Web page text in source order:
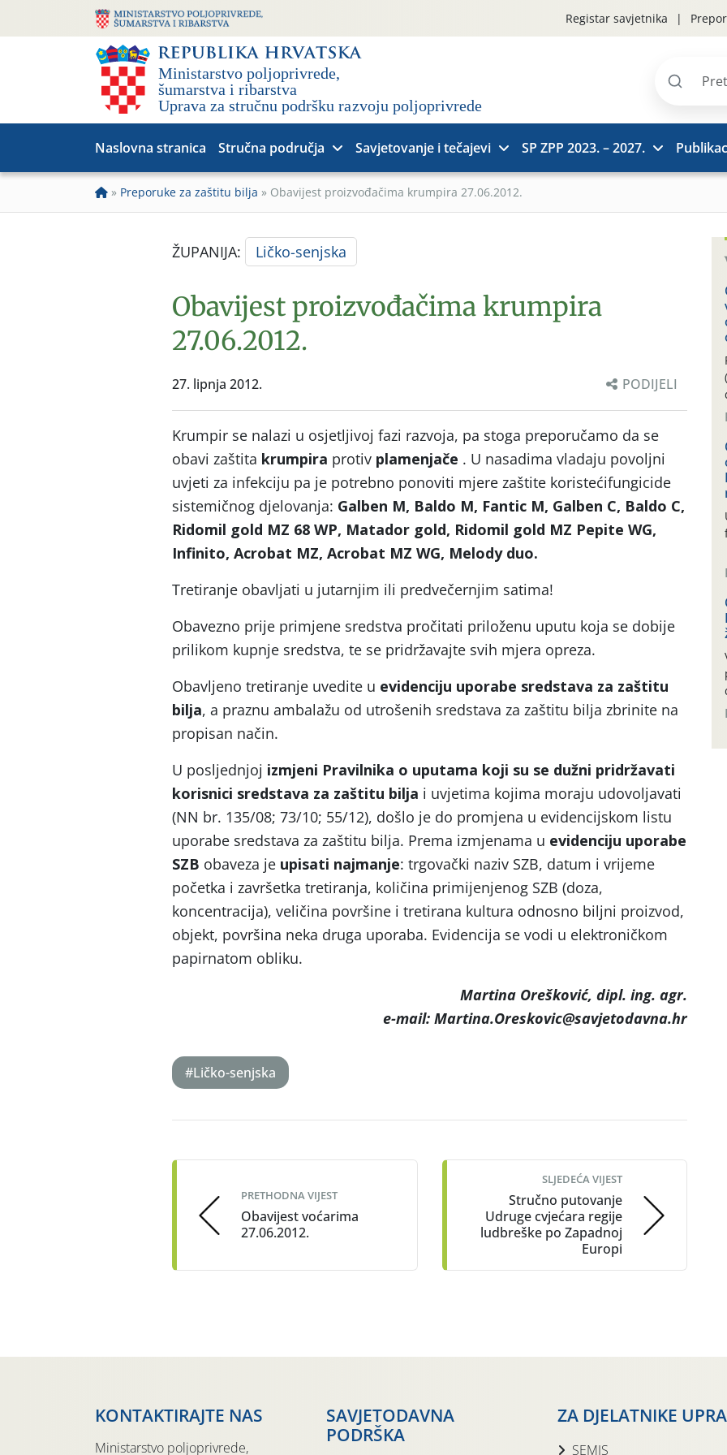
Registar savjetnika
Pretraži
Naslovna stranica Stručna područja Savjetovanje i tečajevi SP ZPP 2023. – 2027.
» Preporuke za zaštitu bilja » Obavijest proizvođačima krumpira 27.06.2012.
ŽUPANIJA: Ličko-senjska
Obavijest proizvođačima krumpira
27.06.2012.
27. lipnja 2012. PODIJELI
Krumpir se nalazi u osjetljivoj fazi razvoja, pa stoga preporučamo da se
obavi zaštita krumpira protiv plamenjače . U nasadima vladaju povoljni
uvjeti za infekciju pa je potrebno ponoviti mjere zaštite koristećifungicide
sistemičnog djelovanja: Galben M, Baldo M, Fantic M, Galben C, Baldo C,
Ridomil gold MZ 68 WP, Matador gold, Ridomil gold MZ Pepite WG,
Infinito, Acrobat MZ, Acrobat MZ WG, Melody duo.
Tretiranje obavljati u jutarnjim ili predvečernjim satima!
Obavezno prije primjene sredstva pročitati priloženu uputu koja se dobije
prilikom kupnje sredstva, te se pridržavajte svih mjera opreza.
Obavljeno tretiranje uvedite u evidenciju uporabe sredstava za zaštitu
bilja, a praznu ambalažu od utrošenih sredstava za zaštitu bilja zbrinite na
propisan način.
U posljednjoj izmjeni Pravilnika o uputama koji su se dužni pridržavati
korisnici sredstava za zaštitu bilja i uvjetima kojima moraju udovoljavati
(NN br. 135/08; 73/10; 55/12), došlo je do promjena u evidencijskom listu
uporabe sredstava za zaštitu bilja. Prema izmjenama u evidenciju uporabe
SZB obaveza je upisati najmanje: trgovački naziv SZB, datum i vrijeme
početka i završetka tretiranja, količina primijenjenog SZB (doza,
koncentracija), veličina površine i tretirana kultura odnosno biljni proizvod,
objekt, površina neka druga uporaba. Evidencija se vodi u elektroničkom
papirnatom obliku.
Martina Orešković, dipl. ing. agr.
e-mail: Martina.Oreskovic@savjetodavna.hr
#Ličko-senjska
navigation
PRETHODNA VIJEST
Obavijest voćarima
27.06.2012.
SLJEDEĆA VIJEST
Stručno putovanje
Udruge cvjećara regije
ludbreške po Zapadnoj
Europi
KONTAKTIRAJTE NAS
Ministarstvo poljoprivrede,
SAVJETODAVNA
PODRŠKA
ZA DJELATNIKE
SEMIS